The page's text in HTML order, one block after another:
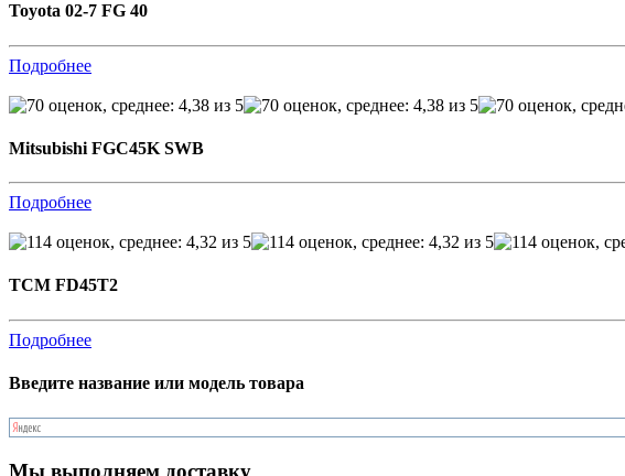
Toyota 02-7 FG 40
Подробнее
Mitsubishi FGC45K SWB
Подробнее
TCM FD45T2
Подробнее
Введите название или модель товара
Мы выполняем доставку